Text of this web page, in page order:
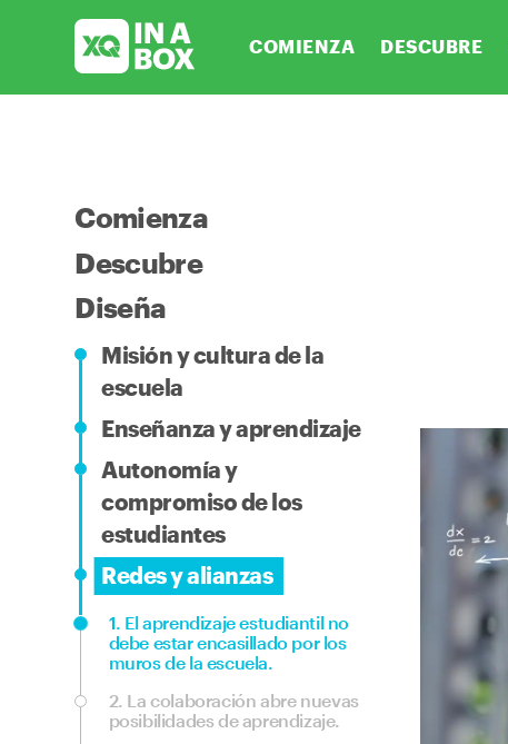
COMIENZA DESCUBRE
Comienza
Descubre
Diseña
Misión y cultura de la
escuela
Enseñanza y aprendizaje
Autonomía y
compromiso de los
estudiantes
Redes y alianzas
1. El aprendizaje estudiantil no
debe estar encasillado por los
muros de la escuela.
2.
La colaboración abre nuevas
posibilidades de aprendizaje.